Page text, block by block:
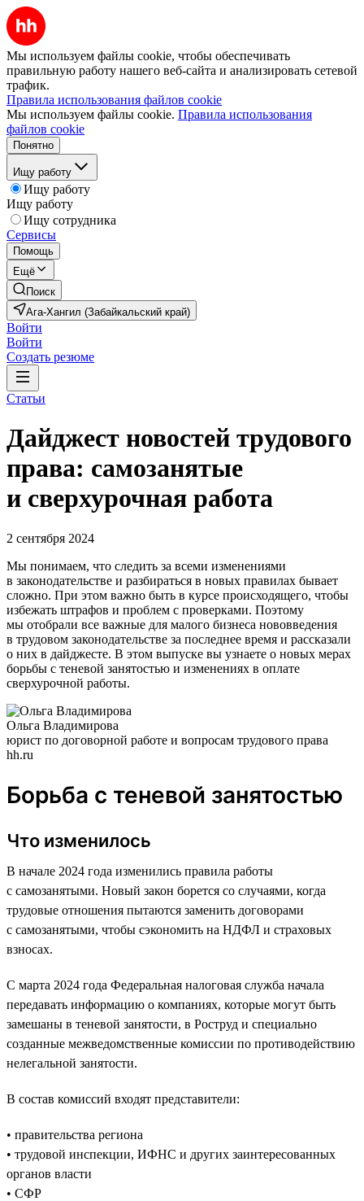
Мы используем файлы cookie, чтобы обеспечивать
правильную работу нашего веб-сайта и анализировать сетевой
трафик.
Правила использования файлов cookie
Мы используем файлы cookie. Правила использования
файлов cookie
Понятно
Ищу работу
Ищу работу
Ищу работу
Ищу сотрудника
Сервисы
Помощь
Ещё
Поиск
Ага-Хангил (Забайкальский край)
Войти
Войти
Создать резюме
Статьи
Дайджест новостей трудового
права: самозанятые
и сверхурочная работа
2 сентября 2024
Мы понимаем, что следить за всеми изменениями
в законодательстве и разбираться в новых правилах бывает
сложно. При этом важно быть в курсе происходящего, чтобы
избежать штрафов и проблем с проверками. Поэтому
мы отобрали все важные для малого бизнеса нововведения
в трудовом законодательстве за последнее время и рассказали
о них в дайджесте. В этом выпуске вы узнаете о новых мерах
борьбы с теневой занятостью и изменениях в оплате
сверхурочной работы.
Ольга Владимирова
юрист по договорной работе и вопросам трудового права
hh.ru
Борьба с теневой занятостью
Что изменилось
В начале 2024 года изменились правила работы
с самозанятыми. Новый закон борется со случаями, когда
трудовые отношения пытаются заменить договорами
с самозанятыми, чтобы сэкономить на НДФЛ и страховых
взносах.
С марта 2024 года Федеральная налоговая служба начала
передавать информацию о компаниях, которые могут быть
замешаны в теневой занятости, в Роструд и специально
созданные межведомственные комиссии по противодействию
нелегальной занятости.
В состав комиссий входят представители:
• правительства региона
• трудовой инспекции, ИФНС и других заинтересованных
органов власти
• СФР